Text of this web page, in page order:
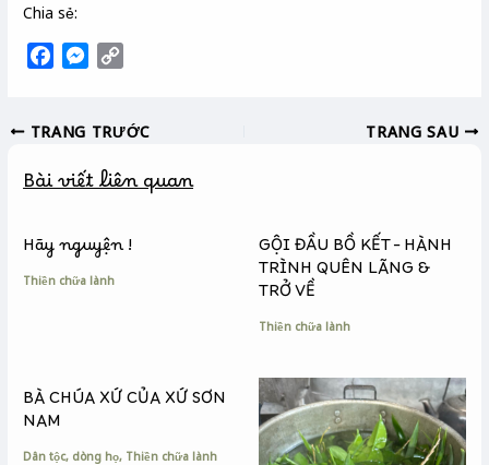
Chia sẻ:
e
o
k
M
s
n
e
r
y
i
k
TRANG TRƯỚC TRANG SAU
Bài viết liên quan
Hãy nguyện !
Thiền chữa lành
GỘI ĐẦU BỒ KẾT – HÀNH
TRÌNH QUÊN LÃNG &
TRỞ VỀ
Thiền chữa lành
BÀ CHÚA XỨ CỦA XỨ SƠN
NAM
Dân tộc, dòng họ, Thiền chữa lành